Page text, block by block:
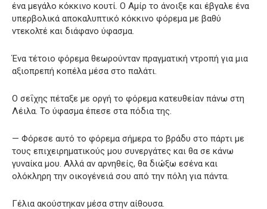
ένα μεγάλο κόκκινο κουτί. Ο Αμίρ το άνοιξε και έβγαλε ένα
υπερβολικά αποκαλυπτικό κόκκινο φόρεμα με βαθύ
ντεκολτέ και διάφανο ύφασμα.
Ένα τέτοιο φόρεμα θεωρούνταν πραγματική ντροπή για μια
αξιοπρεπή κοπέλα μέσα στο παλάτι.
Ο σεΐχης πέταξε με οργή το φόρεμα κατευθείαν πάνω στη
Λέιλα. Το ύφασμα έπεσε στα πόδια της.
— Φόρεσε αυτό το φόρεμα σήμερα το βράδυ στο πάρτι με
τους επιχειρηματικούς μου συνεργάτες και θα σε κάνω
γυναίκα μου. Αλλά αν αρνηθείς, θα διώξω εσένα και
ολόκληρη την οικογένειά σου από την πόλη για πάντα.
Γέλια ακούστηκαν μέσα στην αίθουσα.